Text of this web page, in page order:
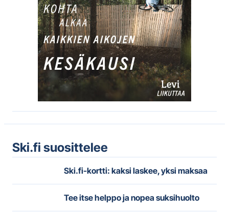
Ski.fi suosittelee
Ski.fi-kortti: kaksi laskee, yksi maksaa
Tee itse helppo ja nopea suksihuolto